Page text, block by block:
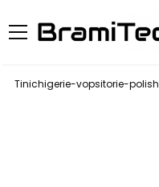
Tinichigerie-vopsitorie-polish